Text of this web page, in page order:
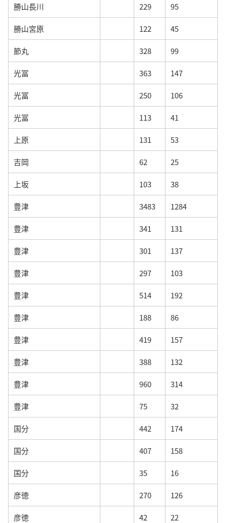
勝山長川 229 95
勝山宮原 122 45
節丸 328 99
光冨 363 147
光冨 250 106
光冨 113 41
上原 131 53
吉岡 62 25
上坂 103 38
豊津 3483 1284
豊津 341 131
豊津 301 137
豊津 297 103
豊津 514 192
豊津 188 86
豊津 419 157
豊津 388 132
豊津 960 314
豊津 75 32
国分 442 174
国分 407 158
国分 35 16
彦徳 270 126
彦徳 42 22